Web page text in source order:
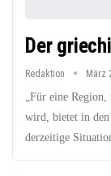
Der
Redaktion März
„Für eine
wird, bietet in den
derzeitige